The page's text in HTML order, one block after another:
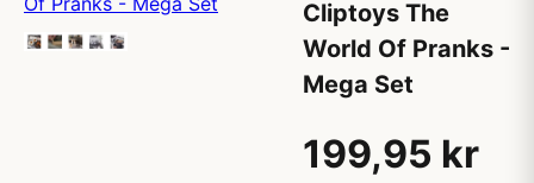
Cliptoys The
World Of Pranks -
Mega Set
199,95 kr